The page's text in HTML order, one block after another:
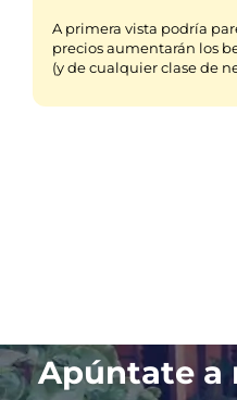
A primera vista podría
precios aumentarán los
(y de cualquier clase de
Apúntate a